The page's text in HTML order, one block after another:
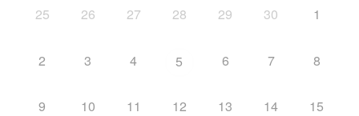
25 26 27 28 29 30 1
2 3 4 5 6 7 8
9 10 11 12 13 14 15